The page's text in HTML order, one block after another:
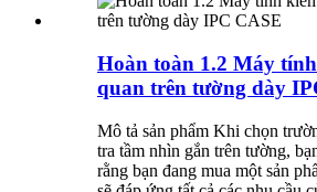
Hoàn toàn 1.2 Máy
quan trên tường dày
Mô tả sản phẩm Khi chọn
tra tầm nhìn gắn trên tường,
rằng bạn đang mua một sản